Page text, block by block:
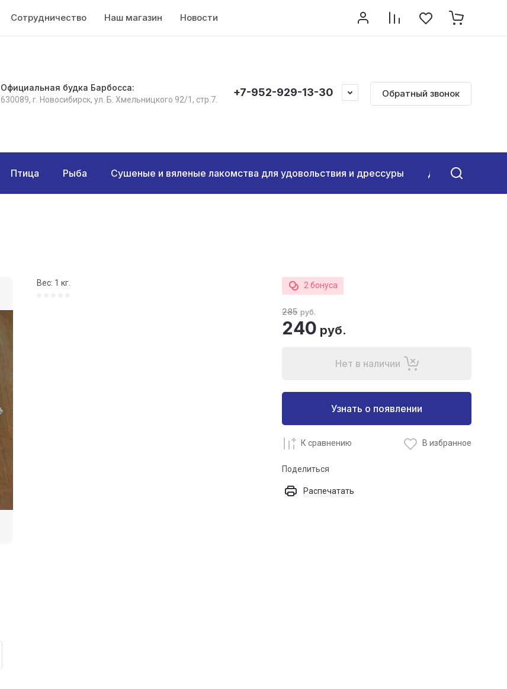
Сотрудничество Наш магазин Новости Обратная связь МЕНЮ Архив статей
Официальная будка Барбосса:
630089, г. Новосибирск, ул. Б. Хмельницкого 92/1, стр.7.
+7-952-929-13-30 Обратный звонок
Птица Рыба Сушеные и вяленые лакомства для удовольствия и дрессуры Для дорогих
Вес: 1 кг. 2 бонуса
285 руб.
240 руб.
Нет в наличии
Узнать о появлении
К сравнению В избранное
Поделиться
Распечатать